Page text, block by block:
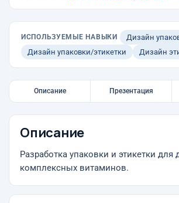
ИСПОЛЬЗУЕМЫЕ НАВЫКИ
Дизайн
Дизайн упаковки/этикетки
Дизайн
Описание Презентация
Описание
Разработка упаковки и этикетки для
комплексных витаминов.